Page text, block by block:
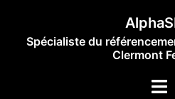
Spécialiste du
Clermont